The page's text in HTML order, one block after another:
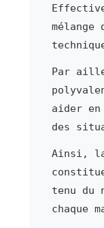
Par
aider
des
Ainsi, la
tenu du
chaque